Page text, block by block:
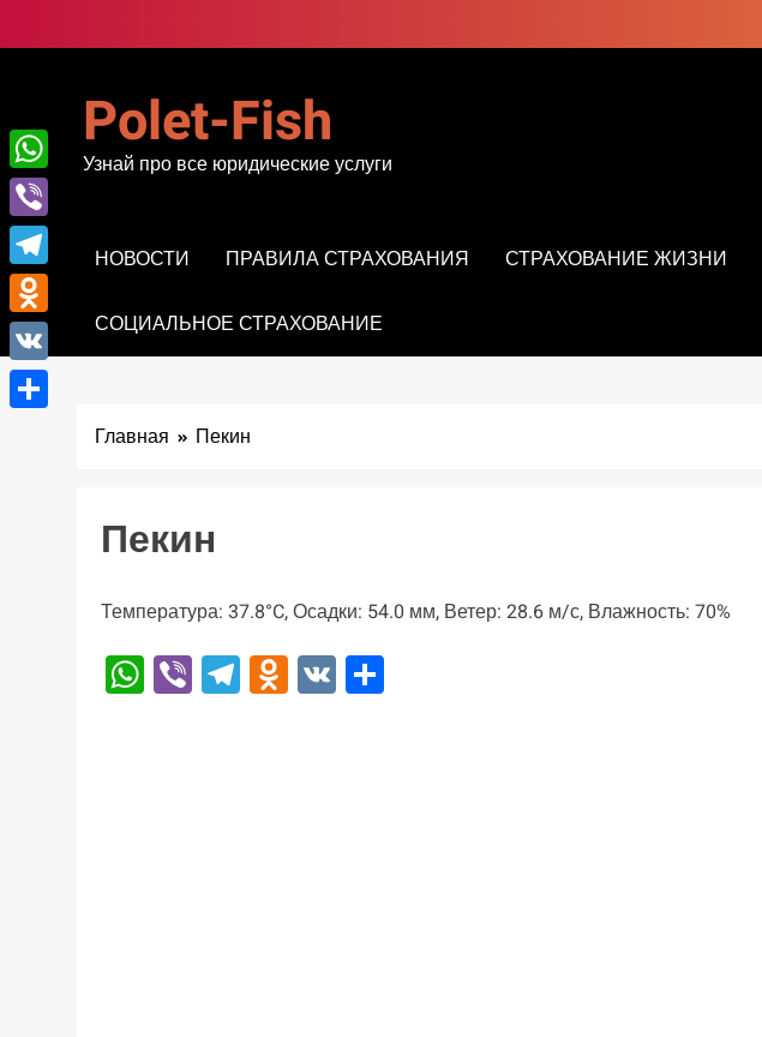
к
Polet-Fish
Узнай про все юридические услуги
НОВОСТИ ПРАВИЛА СТРАХОВАНИЯ СТРАХОВАНИЕ ЖИЗНИ
СОЦИАЛЬНОЕ СТРАХОВАНИЕ
Главная Пекин
Пекин
Температура: 37.8°C, Осадки: 54.0 мм, Ветер: 28.6 м/с, Влажность: 70%
WhatsApp
ViberTelegram
Odnoklassniki
VK
WhatsApp
Viber
Telegram
Odnoklassniki
VK
Отправить